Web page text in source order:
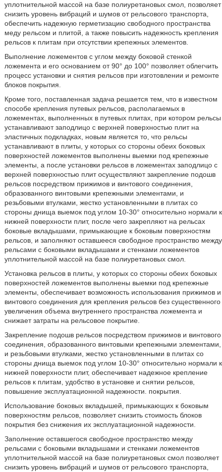
уплотнительной массой на базе полиуретановых смол, позволяет
снизить уровень вибраций и шумов от рельсового транспорта,
обеспечить надежную герметизацию свободного пространства
меду рельсом и плитой, а также повысить надежность крепления
рельсов к плитам при отсутствии крепежных элементов.
Выполнение ложементов с углом между боковой стенкой
ложемента и его основанием от 90° до 100° позволяет облегчить
процесс установки и снятия рельсов при изготовлении и ремонте
блоков покрытия.
Кроме того, поставленная задача решается тем, что в известном
способе крепления путевых рельсов, располагаемых в
ложементах, выполненных в путевых плитах, при котором рельсы
устанавливают заподлицо с верхней поверхностью плит на
эластичных подкладках, новым является то, что рельсы
устанавливают в плиты, у которых со стороны обеих боковых
поверхностей ложементов выполнены выемки под крепежные
элементы, а после установки рельсов в ложементах заподлицо с
верхней поверхностью плит осуществляют закрепление подошв
рельсов посредством прижимов и винтового соединения,
образованного винтовыми крепежными элементами, и
резьбовыми втулками, жестко установленными в плитах со
стороны днища выемок под углом 10-30° относительно нормали к
нижней поверхности плит, после чего закрепляют на рельсах
боковые вкладышами, примыкающие к боковым поверхностям
рельсов, и заполняют оставшееся свободное пространство между
рельсами с боковыми вкладышами и стенками ложементов
уплотнительной массой на базе полиуретановых смол.
Установка рельсов в плиты, у которых со стороны обеих боковых
поверхностей ложементов выполнены выемки под крепежные
элементы, обеспечивает возможность использования прижимов и
винтового соединения для крепления рельсов без существенного
увеличения объема внутреннего пространства ложемента и
снижает затраты на рельсовое покрытие.
Закрепление подошв рельсов посредством прижимов и винтового
соединения, образованного винтовыми крепежными элементами,
и резьбовыми втулками, жестко установленными в плитах со
стороны днища выемок под углом 10-30° относительно нормали к
нижней поверхности плит, обеспечивает надежное крепление
рельсов к плитам, удобство в установке и снятии рельсов,
повышение эксплуатационной надежности. покрытия.
Использование боковых вкладышей, примыкающих к боковым
поверхностям рельсов, позволяет снизить стоимость блоков
покрытия без снижения их эксплуатационной надежности.
Заполнение оставшегося свободное пространство между
рельсами с боковыми вкладышами и стенками ложементов
уплотнительной массой на базе полиуретановых смол позволяет
снизить уровень вибраций и шумов от рельсового транспорта,